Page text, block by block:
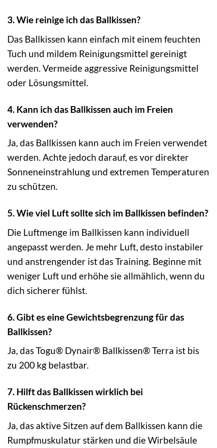
3. Wie reinige ich das Ballkissen?
Das Ballkissen kann einfach mit einem feuchten
Tuch und mildem Reinigungsmittel gereinigt
werden. Vermeide aggressive Reinigungsmittel
oder Lösungsmittel.
4. Kann ich das Ballkissen auch im Freien
verwenden?
Ja, das Ballkissen kann auch im Freien verwendet
werden. Achte jedoch darauf, es vor direkter
Sonneneinstrahlung und extremen Temperaturen
zu schützen.
5. Wie viel Luft sollte sich im Ballkissen befinden?
Die Luftmenge im Ballkissen kann individuell
angepasst werden. Je mehr Luft, desto instabiler
und anstrengender ist das Training. Beginne mit
weniger Luft und erhöhe sie allmählich, wenn du
dich sicherer fühlst.
6. Gibt es eine Gewichtsbegrenzung für das
Ballkissen?
Ja, das Togu® Dynair® Ballkissen® Terra ist bis
zu 200 kg belastbar.
7. Hilft das Ballkissen wirklich bei
Rückenschmerzen?
Ja, das aktive Sitzen auf dem Ballkissen kann die
Rumpfmuskulatur stärken und die Wirbelsäule